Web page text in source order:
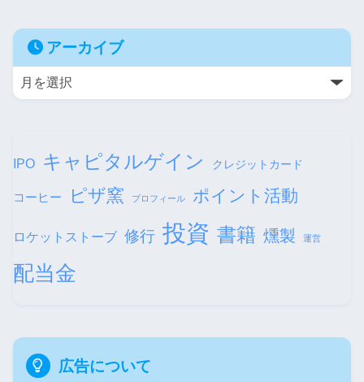
アーカイブ
IPO キャピタルゲイン クレジットカード
コーヒー ピザ窯 プロフィール ポイント活動
ロケットストーブ 修行 投資 書籍 燻製 運営
配当金
広告について